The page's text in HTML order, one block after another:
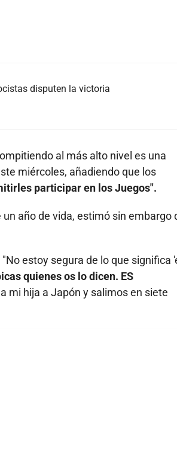
disputen la victoria
al más alto nivel es una
miércoles, añadiendo que los
participar en los Juegos".
año de vida, estimó sin embargo
estoy segura de lo que significa
quienes os lo dicen. ES
mi hija a Japón y salimos en siete